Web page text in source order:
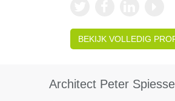
BEKIJK VOLLEDIG
Architect Peter